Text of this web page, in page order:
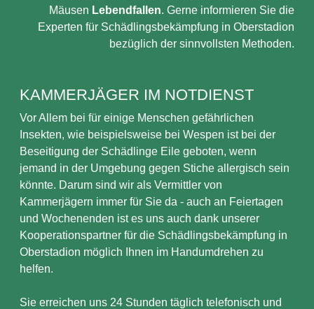
Mäusen Lebendfallen. Gerne informieren Sie die
Experten für Schädlingsbekämpfung in Oberstadion
bezüglich der sinnvollsten Methoden.
KAMMERJÄGER IM NOTDIENST
Vor Allem bei für einige Menschen gefährlichen
Insekten, wie beispielsweise bei Wespen ist bei der
Beseitigung der Schädlinge Eile geboten, wenn
jemand in der Umgebung gegen Stiche allergisch sein
könnte. Darum sind wir als Vermittler von
Kammerjägern immer für Sie da - auch an Feiertagen
und Wochenenden ist es uns auch dank unserer
Kooperationspartner für die Schädlingsbekämpfung in
Oberstadion möglich Ihnen im Handumdrehen zu
helfen.
Sie erreichen uns 24 Stunden täglich telefonisch und